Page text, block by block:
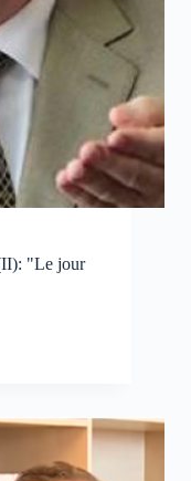
"Le jour